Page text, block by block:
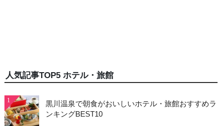
人気記事TOP5 ホテル・旅館
1
黒川温泉で朝食がおいしいホテル・旅館おすすめラ
ンキングBEST10